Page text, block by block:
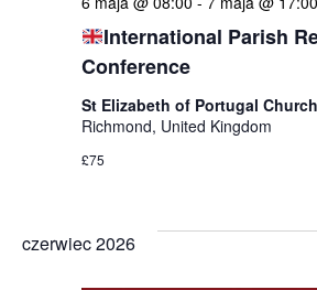
International Parish
Conference
St Elizabeth of Portugal Church
Richmond, United Kingdom
£75
czerwiec 2026